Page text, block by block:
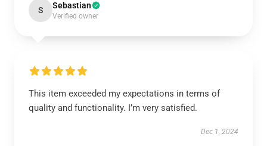
S Sebastian
Verified owner
This item exceeded my expectations in terms of
quality and functionality. I’m very satisfied.
Dec 1, 2024